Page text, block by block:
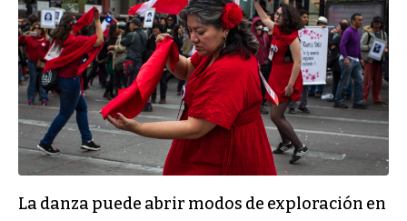
La danza puede abrir modos de exploración en